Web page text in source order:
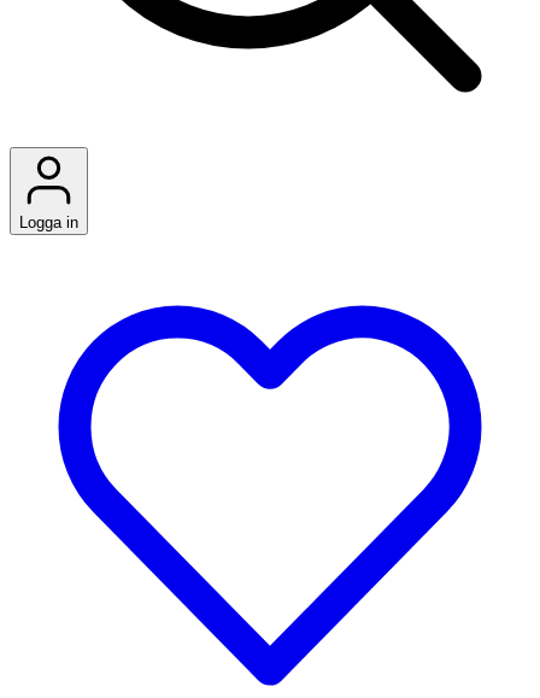
Logga in